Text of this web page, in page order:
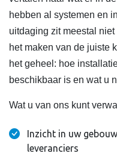
hebben al systemen en
uitdaging zit meestal
het maken van de juiste
het geheel: hoe
beschikbaar is en wat u
Wat u van ons kunt
Inzicht in uw
leveranciers